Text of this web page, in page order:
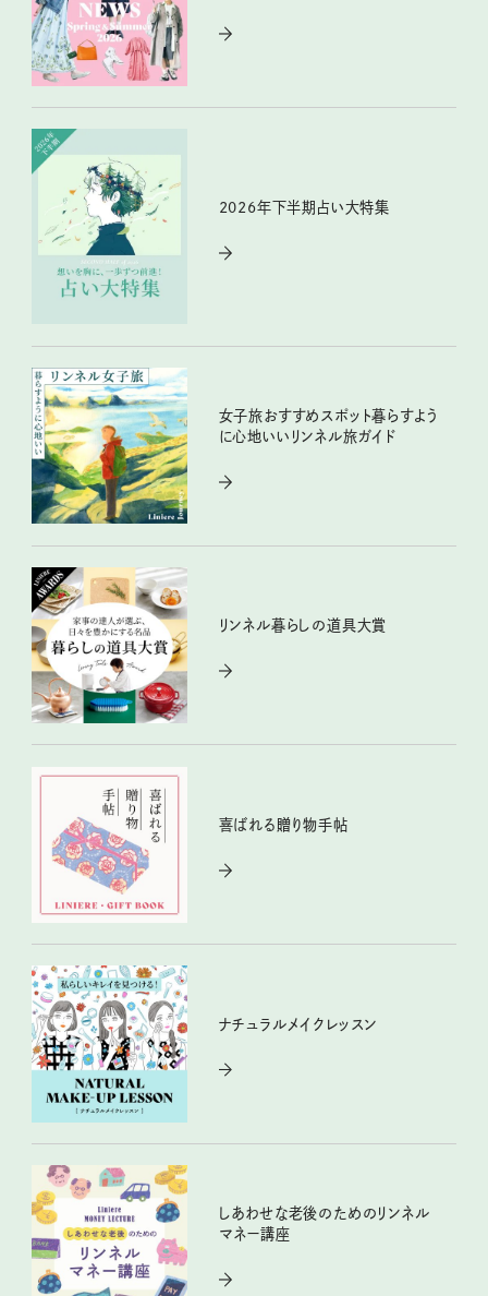
2026年下半期占い大特集
女子旅おすすめスポット暮らすよう
に心地いいリンネル旅ガイド
リンネル暮らしの道具大賞
喜ばれる贈り物手帖
ナチュラルメイクレッスン
しあわせな老後のためのリンネル
マネー講座